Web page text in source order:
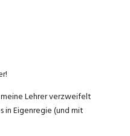
Lehrer verzweifelt
in Eigenregie (und mit